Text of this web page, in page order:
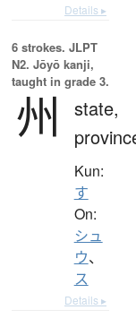
Details ▸
6 strokes. JLPT
N2. Jōyō kanji,
taught in grade 3.
州
state,
Kun:
す
On:
シュ
ウ、
ス
Details ▸